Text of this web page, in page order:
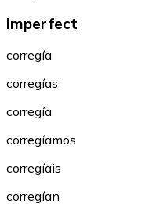
Imperfect
corregía
corregías
corregía
corregíamos
corregíais
corregían